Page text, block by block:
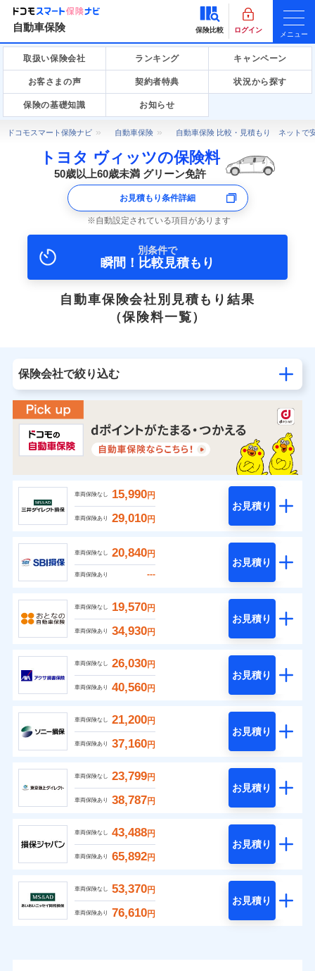
自動車保険 保険比較 ログイン
メニュー
取扱い保険会社 ランキング キャンペーン
お客さまの声 契約者特典 状況から探す
保険の基礎知識 お知らせ
ドコモスマート保険ナビ 自動車保険 自動車保険 比較・見積もり ネットで
トヨタ ヴィッツの保険料
50歳以上60歳未満 グリーン免許
お見積もり条件詳細
自動設定されている項目があります
別条件で
瞬間！比較見積もり
自動車保険会社別見積もり結果
（保険料一覧）
保険会社で絞り込む
車両保険なし 15,990円
車両保険あり 29,010円
お見積り
車両保険なし 20,840円
車両保険あり ---
お見積り
車両保険なし 19,570円
車両保険あり 34,930円
お見積り
車両保険なし 26,030円
車両保険あり 40,560円
お見積り
車両保険なし 21,200円
車両保険あり 37,160円
お見積り
車両保険なし 23,799円
車両保険あり 38,787円
お見積り
車両保険なし 43,488円
車両保険あり 65,892円
お見積り
車両保険なし 53,370円
車両保険あり 76,610円
お見積り